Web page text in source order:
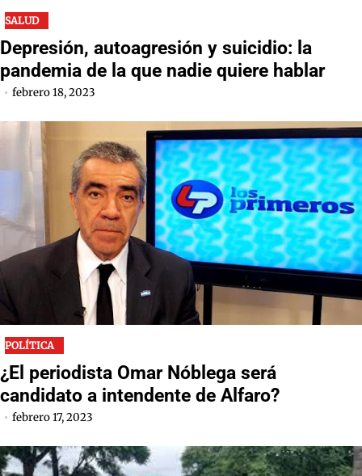
SALUD
Depresión, autoagresión y suicidio: la
pandemia de la que nadie quiere hablar
febrero 18, 2023
POLÍTICA
¿El periodista Omar Nóblega será
candidato a intendente de Alfaro?
febrero 17, 2023